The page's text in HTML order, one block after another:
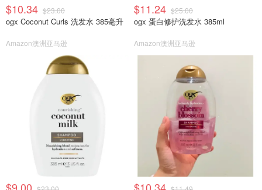
$10.34 $23.00
ogx Coconut Curls 洗发水 385毫升
Amazon澳洲亚马逊
$11.24 $25.00
ogx 蛋白修护洗发水 385ml
Amazon澳洲亚马逊